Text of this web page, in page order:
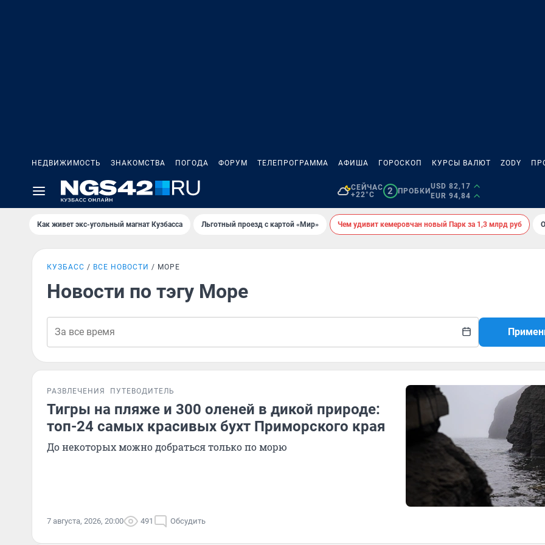
НЕДВИЖИМОСТЬ ЗНАКОМСТВА ПОГОДА ФОРУМ ТЕЛЕПРОГРАММА АФИША ГОРОСКОП КУРСЫ ВАЛЮТ ZODY
СЕЙЧАС
+22°C
2 ПРОБКИ
USD 82,17
EUR 94,84
Как живет экс-угольный магнат Кузбасса Льготный проезд с картой «Мир» Чем удивит кемеровчан новый Парк за 1,3 млрд руб
КУЗБАСС ВСЕ НОВОСТИ МОРЕ
Новости по тэгу Море
РАЗВЛЕЧЕНИЯ ПУТЕВОДИТЕЛЬ
Тигры на пляже и 300 оленей в дикой природе:
топ-24 самых красивых бухт Приморского края
До некоторых можно добраться только по морю
7 августа, 2026, 20:00 491 Обсудить